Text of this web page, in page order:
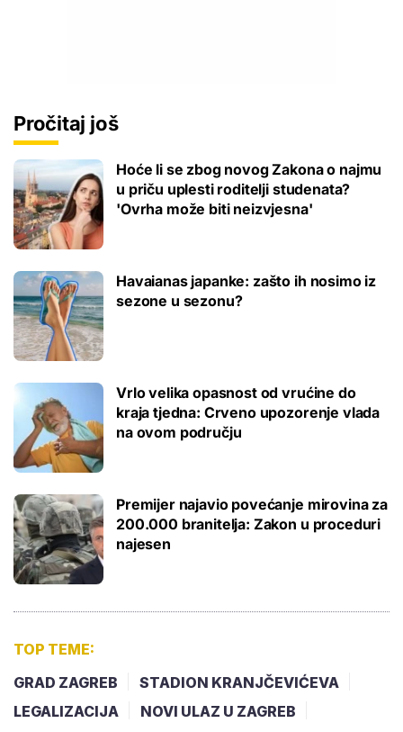
Pročitaj još
Hoće li se zbog novog Zakona o najmu
u priču uplesti roditelji studenata?
'Ovrha može biti neizvjesna'
Havaianas japanke: zašto ih nosimo iz
sezone u sezonu?
Vrlo velika opasnost od vrućine do
kraja tjedna: Crveno upozorenje vlada
na ovom području
Premijer najavio povećanje mirovina za
200.000 branitelja: Zakon u proceduri
najesen
TOP TEME:
GRAD ZAGREB
STADION KRANJČEVIĆEVA
LEGALIZACIJA
NOVI ULAZ U ZAGREB